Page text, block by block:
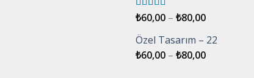
5 üzerinden
₺60,00 – ₺80,00
Özel Tasarım – 22
₺60,00 – ₺80,00